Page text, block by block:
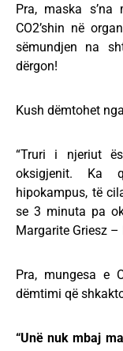
Pra, maska s’na
CO2’shin në
sëmundjen na
dërgon!
Kush dëmtohet
“Truri i njeriut
oksigjenit. Ka
hipokampus, të
se 3 minuta pa
Margarite Griesz –
Pra, mungesa e
dëmtimi që
“Unë nuk mbaj